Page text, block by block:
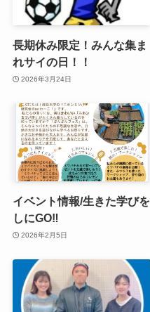
長期休み限定！みんな集ま
れサイの日！！
2026年3月24日
イベント情報/生きた学びを
しにGO‼️
2026年2月5日